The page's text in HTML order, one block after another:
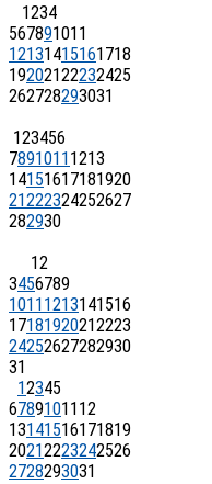
1234
567891011
12131415161718
19202122232425
262728293031
123456
7891011 1213
14151617181920
21222324252627
282930
12
3456789
1011 1213141516
17181920212223
24252627282930
31
12345
67891011 12
13141516171819
20212223242526
2728293031